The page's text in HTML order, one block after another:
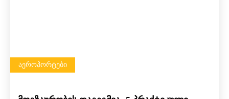
ᲐᲔᲠᲝᲞᲝᲠᲢᲔᲑᲘ